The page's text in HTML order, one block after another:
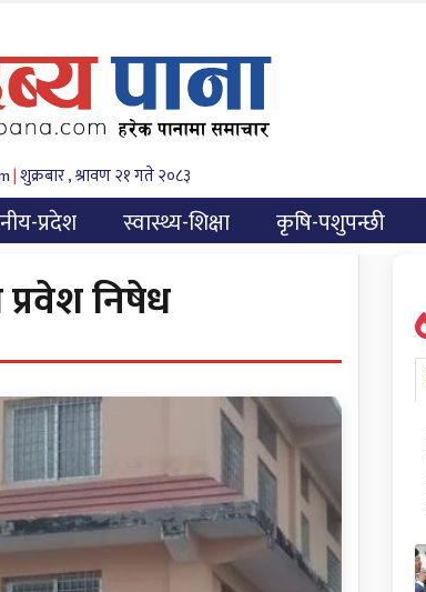
|शुक्रबार , श्रावण २१ गते २०८३
प्रदेश स्वास्थ्य-शिक्षा कृषि-पशुपन्छी
निषेध